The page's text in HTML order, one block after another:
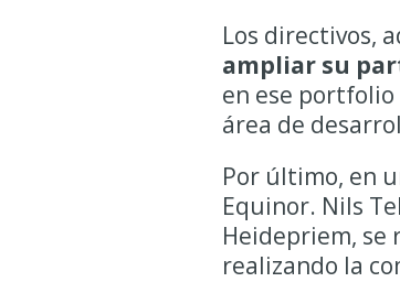
Los directivos,
ampliar su
en ese
área de
Por último, en
Equinor. Nils
Heidepriem, se
realizando la